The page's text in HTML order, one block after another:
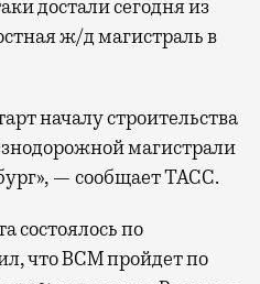
достали сегодня из
ж/д магистраль в
началу строительства
магистрали
— сообщает ТАСС.
состоялось по
что ВСМ пройдет по